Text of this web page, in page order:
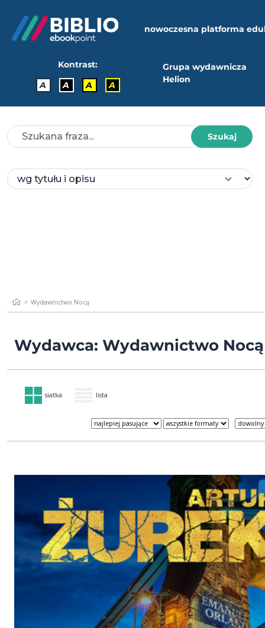
nowoczesna platforma
Kontrast:
A
A A A
Grupa wydawnicza
Helion
Szukaj
Wydawnictwo Nocą
Wydawca: Wydawnictwo Nocą
siatka lista